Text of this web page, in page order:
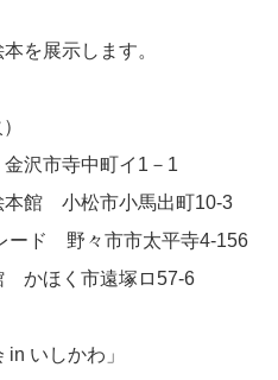
を展示します。
沢市寺中町イ1－1
小松市小馬出町10-3
ド 野々市市太平寺4-156
ほく市遠塚ロ57-6
in いしかわ」